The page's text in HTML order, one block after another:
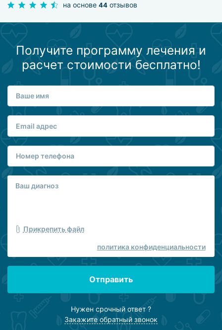
на основе 44 отзывов
Получите программу лечения и
расчет стоимости бесплатно!
Прикрепить файл
политика конфиденциальности
Отправить
Нужен срочный ответ ?
Закажите обратный звонок